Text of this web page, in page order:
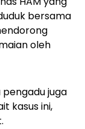
bersama
oleh
juga
kasus ini,